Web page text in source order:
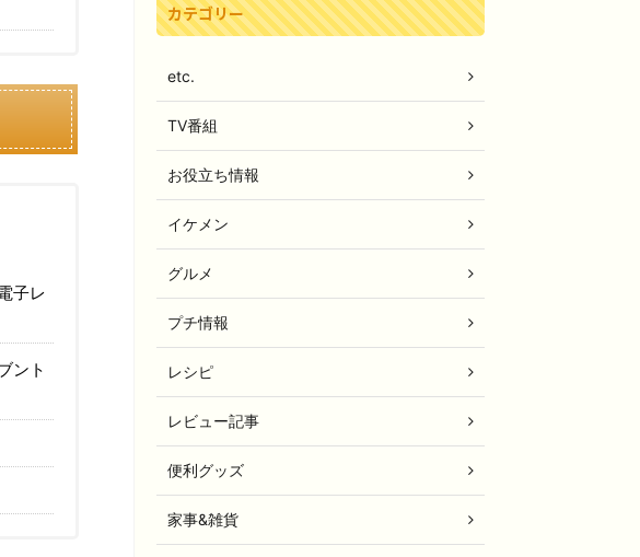
子レ
ント
カテゴリー
etc.
TV番組
お役立ち情報
イケメン
グルメ
プチ情報
レシピ
レビュー記事
便利グッズ
家事&雑貨